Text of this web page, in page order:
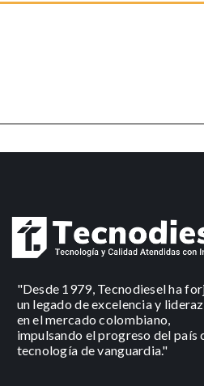
"Desde 1979, Tecnodiesel ha
un legado de excelencia y
en el mercado colombiano,
impulsando el progreso del país
tecnología de vanguardia."